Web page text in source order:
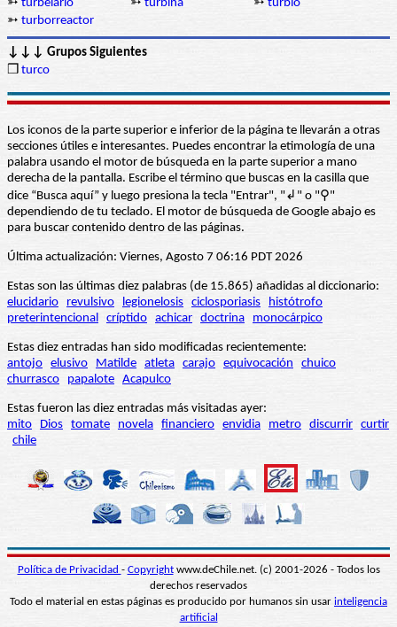
➳ turbelario ➳ turbina ➳ turbio
➳ turborreactor
↓↓↓ Grupos Siguientes
❒ turco
Los iconos de la parte superior e inferior de la página te llevarán a otras
secciones útiles e interesantes. Puedes encontrar la etimología de una
palabra usando el motor de búsqueda en la parte superior a mano
derecha de la pantalla. Escribe el término que buscas en la casilla que
dice “Busca aquí” y luego presiona la tecla "Entrar", "↲" o "⚲"
dependiendo de tu teclado. El motor de búsqueda de Google abajo es
para buscar contenido dentro de las páginas.
Última actualización: Viernes, Agosto 7 06:16 PDT 2026
Estas son las últimas diez palabras (de 15.865) añadidas al diccionario:
elucidario
revulsivo legionelosis ciclosporiasis
histótrofo
preterintencional críptido achicar doctrina monocárpico
Estas diez entradas han sido modificadas recientemente:
antojo elusivo Matilde atleta carajo equivocación
chuico
churrasco
papalote Acapulco
Estas fueron las diez entradas más visitadas ayer:
mito
Dios tomate novela financiero envidia metro discurrir curtir
chile
Política de Privacidad - Copyrightwww.deChile.net. (c) 2001-2026 - Todos los
derechos reservados
Todo el material en estas páginas es producido por humanos sin usar inteligencia
artificial